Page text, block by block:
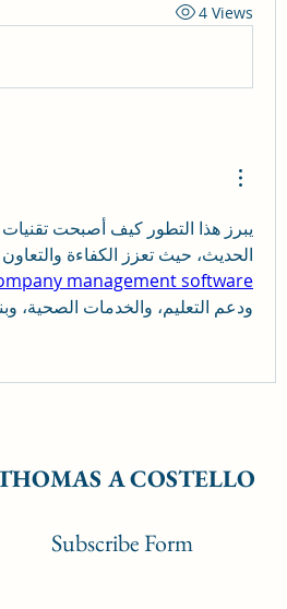
4 Views
الحديث، حيث تعزز الكفاءة
management software
ودعم التعليم، والخدمات الصحية،
A COSTELLO
Subscribe Form